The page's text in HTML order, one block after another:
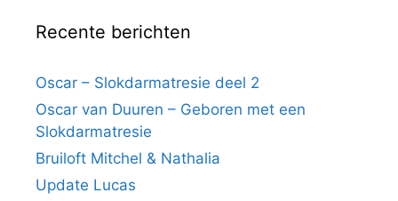
Recente berichten
Oscar – Slokdarmatresie deel 2
Oscar van Duuren – Geboren met een
Slokdarmatresie
Bruiloft Mitchel & Nathalia
Update Lucas